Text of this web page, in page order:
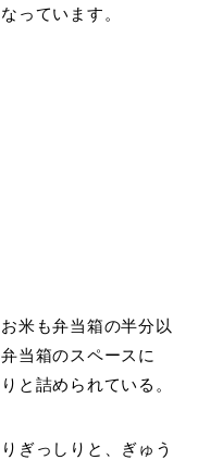
っています。
米も弁当箱の半分以
当箱のスペースに
と詰められている。
ぎっしりと、ぎゅう